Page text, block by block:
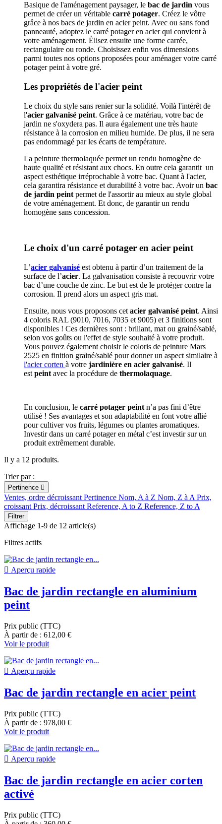
Basique de l'aménagement paysager, le bac de jardin vous
permet de créer un véritable carré potager. Créez le vôtre
grâce à nos bacs de jardin en acier peint. Avec ou sans fond
panneauté, adoptez le carré potager en acier qui convient à
votre aménagement. Élisez ensuite une forme carrée,
rectangulaire ou ronde. Choisissez enfin vos dimensions
parmi toutes nos options proposées pour aménager votre carré
potager peint à votre gré.
Les propriétés de l'acier peint
Le choix du style sans renier sur la solidité. Voilà l'intérêt de
l'acier galvanisé peint. Grâce à ce matériau, votre bac de
jardin ne s'oxydera pas. Il aura également une très haute
résistance à la corrosion en milieu humide. De plus, il ne sera
pas endommagé par les écarts de température.
La peinture thermolaquée permet un rendu homogène de
haute qualité et résistant aux chocs. En outre cela garantit un
aspect esthétique irréprochable à votre bac. Quant à l'acier,
cela garantira résistance et durabilité à votre bac. Avoir un bac
de jardin peint permet de l'assortir au mieux au style global
de votre aménagement. Et donc, de garantir un rendu
homogène sans concession.
Le choix d'un carré potager en acier peint
L’acier galvanisé est obtenu à partir d’un traitement de la
surface de l’acier. La galvanisation consiste à recouvrir votre
bac d’une couche de zinc. Le but est de le protéger contre la
corrosion. Il prend alors un aspect gris mat.
Ensuite, nous vous proposons cet acier galvanisé peint. Ainsi
4 coloris RAL (9010, 7016, 7035 et 9005) et 3 finitions sont
disponibles ! Ces dernières sont : brillant, mat ou grainé/sablé,
selon vos goûts ou l'effet de style souhaité à votre produit.
Vous pouvez également choisir le coloris de peinture Mars
2525 en finition grainé/sablé pour donner un aspect similaire à
l'acier corten à votre jardinière en acier galvanisé. Il
est peint avec la procédure de thermolaquage.
En conclusion, le carré potager peint n’a pas fini d’être
utilisé ! Ses avantages et son adaptabilité en font votre allié
pour cultiver vos fruits, légumes ou plantes aromatiques.
Investir dans un carré potager en métal c’est investir sur un
produit extrêmement durable.
Il y a 12 produits.
Trier par :
Pertinence 
Ventes, ordre décroissant Pertinence Nom, A à Z Nom, Z à A Prix,
croissant Prix, décroissant Reference, A to Z Reference, Z to A
Filtrer
Affichage 1-9 de 12 article(s)
Filtres actifs
 Aperçu rapide
Bac de jardin rectangle en aluminium
peint
Prix public (TTC)
À partir de : 612,00 €
Voir le produit
 Aperçu rapide
Bac de jardin rectangle en acier peint
Prix public (TTC)
À partir de : 978,00 €
Voir le produit
 Aperçu rapide
Bac de jardin rectangle en acier corten
activé
Prix public (TTC)